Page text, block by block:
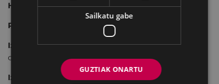
Hizkuntza:gazteleraz.
Plaza mugatuak.
Izena emateko epea:gutxienez bisita baino 24
ordu lehenago.
Izena emateko:
deitu 943 82 01 10 telefonora
Sailkatu gabe
GUZTIAK ONARTU